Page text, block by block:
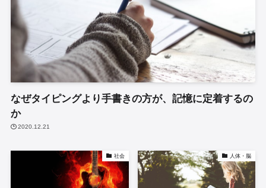
なぜタイピングより手書きの方が、記憶に定着するの
か
2020.12.21
社会 人体・脳